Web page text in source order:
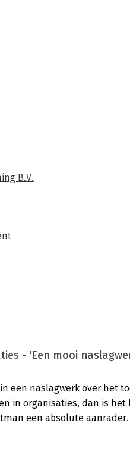
B.V.
- 'Een mooi
een naslagwerk over het
in organisaties, dan is het
een absolute aanrader.